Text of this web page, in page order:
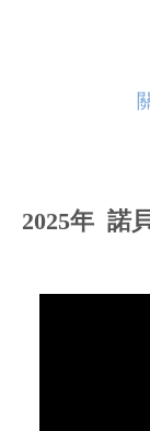
2025年 諾